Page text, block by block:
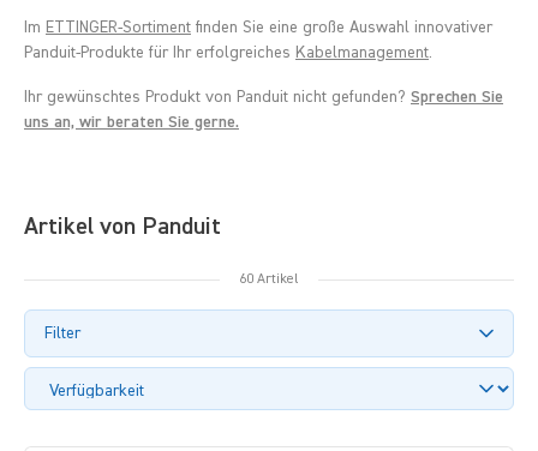
Im ETTINGER-Sortiment finden Sie eine große Auswahl innovativer
Panduit-Produkte für Ihr erfolgreiches Kabelmanagement.
Ihr gewünschtes Produkt von Panduit nicht gefunden? Sprechen Sie
uns an, wir beraten Sie gerne.
Artikel von Panduit
60 Artikel
Filter